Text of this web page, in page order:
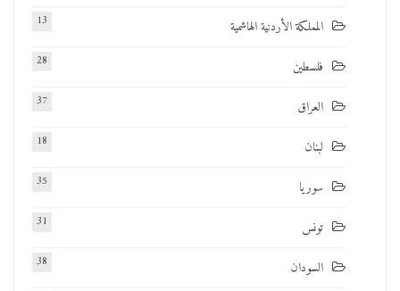
المملكة الأردنية الهاشمية 13
فلسطين 28
العراق 37
لبنان 18
سوريا 35
تونس 31
السودان 38